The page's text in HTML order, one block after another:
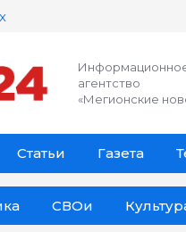
агентство
«Мегионские
Статьи Газета
СВОи